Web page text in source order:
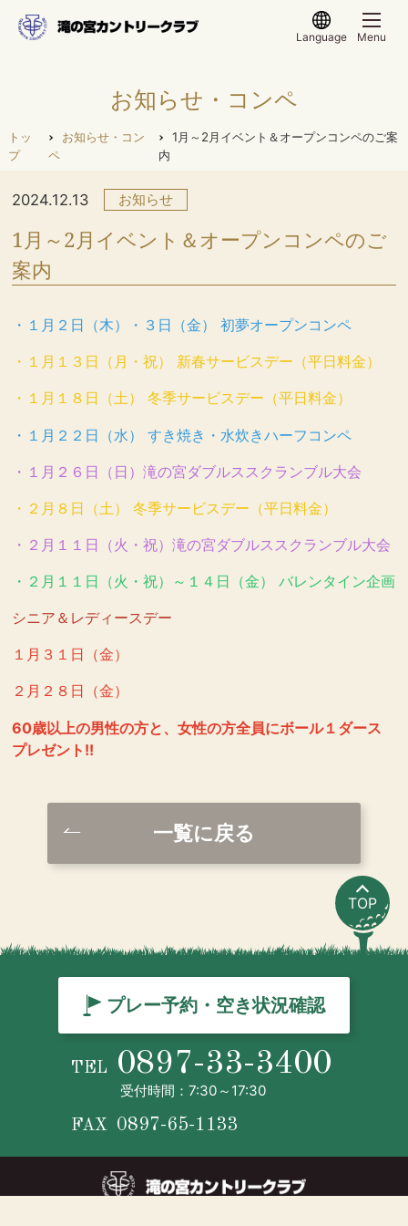
Menu
Language
お知らせ・コンペ
トッ
プ
お知らせ・コン
ペ
1月～2月イベント＆オープンコンペのご案
内
2024.12.13 お知らせ
1月～2月イベント＆オープンコンペのご
案内
・１月２日（木）・３日（金） 初夢オープンコンペ
・１月１３日（月・祝） 新春サービスデー（平日料金）
・１月１８日（土） 冬季サービスデー（平日料金）
・１月２２日（水） すき焼き・水炊きハーフコンペ
・１月２６日（日）滝の宮ダブルススクランブル大会
・２月８日（土） 冬季サービスデー（平日料金）
・２月１１日（火・祝）滝の宮ダブルススクランブル大会
・２月１１日（火・祝）～１４日（金） バレンタイン企画
シニア＆レディースデー
１月３１日（金）
２月２８日（金）
60歳以上の男性の方と、女性の方全員にボール１ダース
プレゼント!!
一覧に戻る
TOP
プレー予約・空き状況確認
TEL 0897-33-3400
受付時間：7:30～17:30
FAX 0897-65-1133